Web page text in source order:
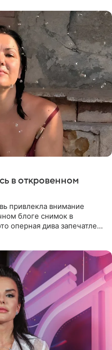
в откровенном
привлекла внимание
блоге снимок в
оперная дива запечатлена